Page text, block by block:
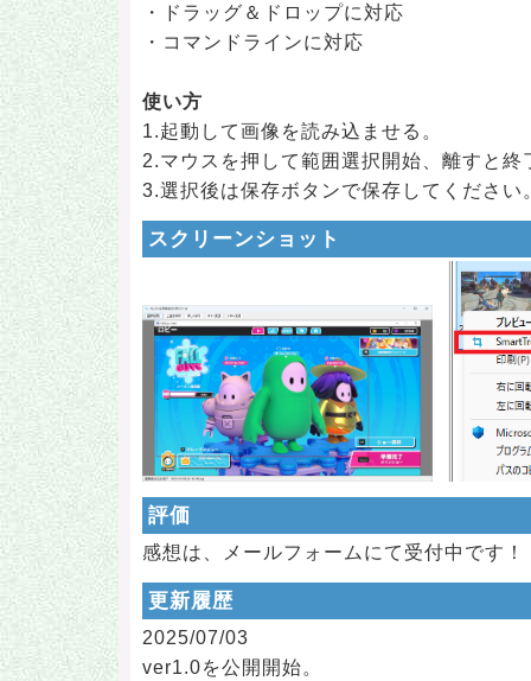
・ドラッグ＆ドロップに対応
・コマンドラインに対応
使い方
1.起動して画像を読み込ませる。
2.マウスを押して範囲選択開始、離すと終
3.選択後は保存ボタンで保存してください
スクリーンショット
評価
感想は、メールフォームにて受付中です！
更新履歴
2025/07/03
ver1.0を公開開始。